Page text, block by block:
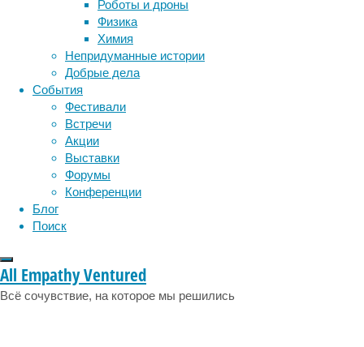
Роботы и дроны
Физика
Химия
Непридуманные истории
Добрые дела
События
Фестивали
Встречи
Акции
Выставки
Форумы
Конференции
Блог
Поиск
All Empathy Ventured
Всё сочувствие, на которое мы решились
2018
году
почти
6
миллионов
россиян
испытывало
тревогу
за
гранью
нормы.
Вряд
ли
онкология
поведение
сон социальные проблемы
физиология
эмоции